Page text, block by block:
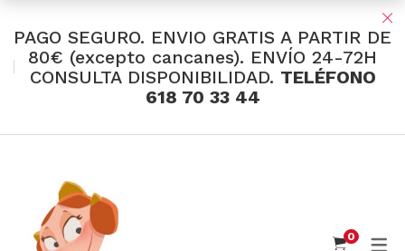
TIENDA Y OFERTAS
Santos Textil
Eusebio Sánchez
PAGO SEGURO. ENVIO GRATIS A PARTIR DE
80€ (excepto cancanes). ENVÍO 24-72H
CONSULTA DISPONIBILIDAD. TELÉFONO
618 70 33 44
0